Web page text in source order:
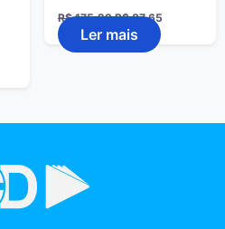
R$175,29 R$87,65
Ler mais